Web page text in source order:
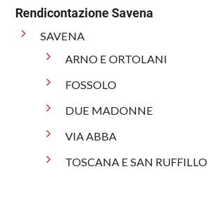
Rendicontazione Savena
SAVENA
ARNO E ORTOLANI
FOSSOLO
DUE MADONNE
VIA ABBA
TOSCANA E SAN RUFFILLO